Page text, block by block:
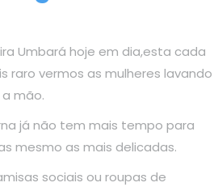
Umbará hoje em dia,esta cada
raro vermos as mulheres lavando
mão.
já não tem mais tempo para
mesmo as mais delicadas.
sociais ou roupas de